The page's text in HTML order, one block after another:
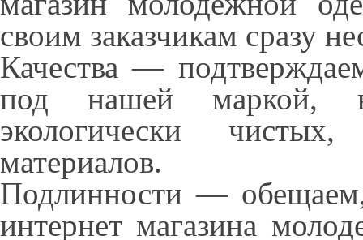
своим заказчикам сразу
Качества —
под нашей маркой,
экологически
материалов.
Подлинности —
интернет магазина